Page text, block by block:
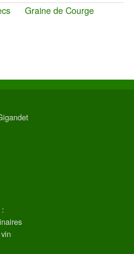
Graine de Courge